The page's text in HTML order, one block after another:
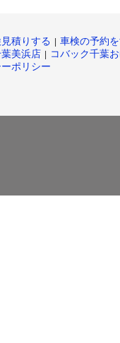
積りする 車検の予約
美浜店
コバック千葉
ポリシー